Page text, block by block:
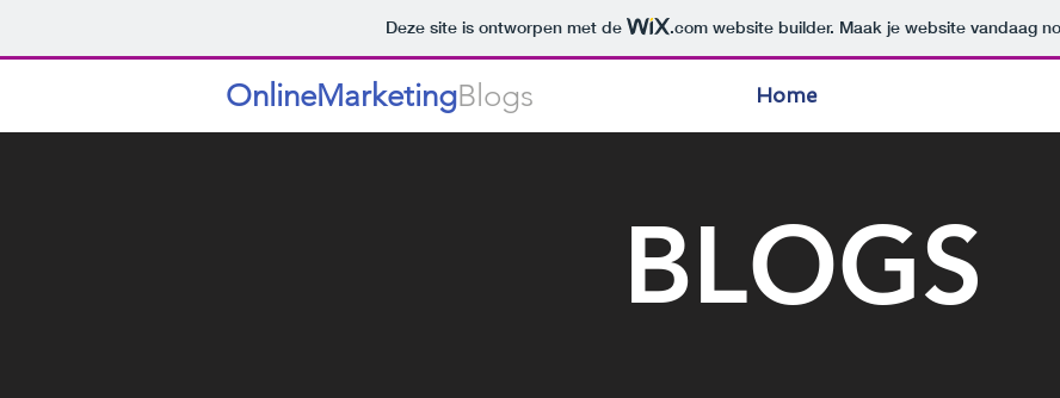
Deze site is ontworpen met de .com website builder. Maak je website vandaag
OnlineMarketingBlogs Home
BLOGS